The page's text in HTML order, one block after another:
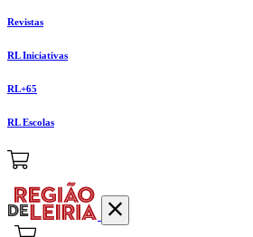
Revistas
RL Iniciativas
RL+65
RL Escolas